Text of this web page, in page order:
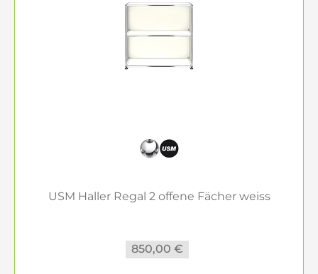
USM Haller Regal 2 offene Fächer weiss
850,00 €